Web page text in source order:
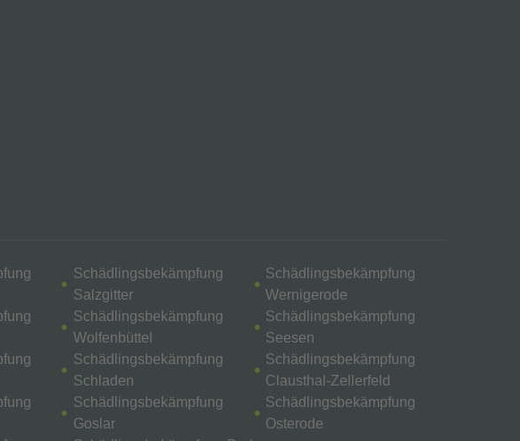
Schädlingsbekämpfung
Salzgitter
Schädlingsbekämpfung
Wolfenbüttel
Schädlingsbekämpfung
Schladen
Schädlingsbekämpfung
Goslar
Schädlingsbekämpfung
Wernigerode
Schädlingsbekämpfung
Seesen
Schädlingsbekämpfung
Clausthal-Zellerfeld
Schädlingsbekämpfung
Osterode